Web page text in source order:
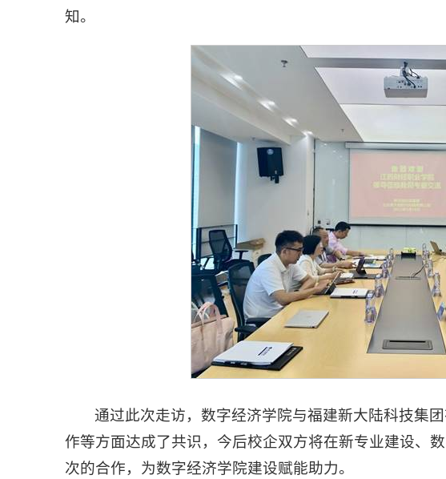
知。
通过此次走访，数字经济学院与福建新大陆科技集
作等方面达成了共识，今后校企双方将在新专业建设、
次的合作，为数字经济学院建设赋能助力。